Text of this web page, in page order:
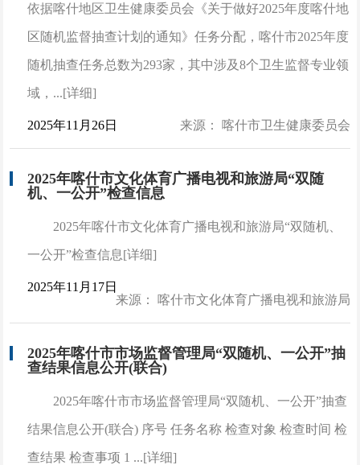
依据喀什地区卫生健康委员会《关于做好2025年度喀什地
区随机监督抽查计划的通知》任务分配，喀什市2025年度
随机抽查任务总数为293家，其中涉及8个卫生监督专业领
域，...[详细]
2025年11月26日 来源： 喀什市卫生健康委员会
2025年喀什市文化体育广播电视和旅游局“双随
机、一公开”检查信息
2025年喀什市文化体育广播电视和旅游局“双随机、
一公开”检查信息[详细]
2025年11月17日
来源： 喀什市文化体育广播电视和旅游局
2025年喀什市市场监督管理局“双随机、一公开”抽
查结果信息公开(联合)
2025年喀什市市场监督管理局“双随机、一公开”抽查
结果信息公开(联合) 序号 任务名称 检查对象 检查时间 检
查结果 检查事项 1 ...[详细]